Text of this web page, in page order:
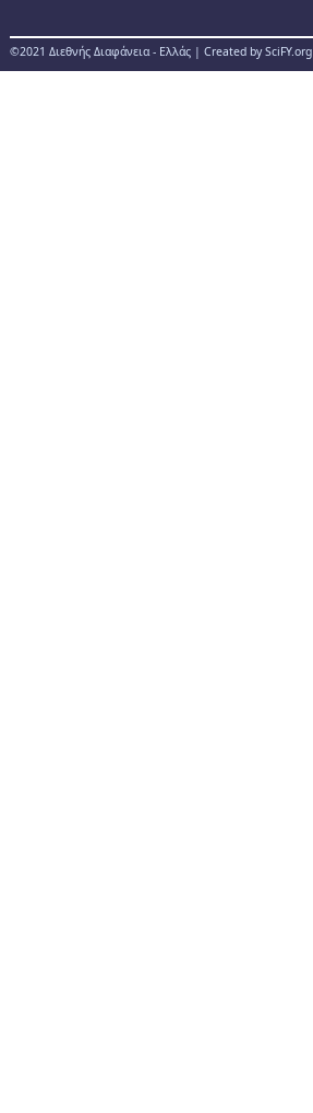
©2021 Διεθνής Διαφάνεια - Ελλάς | Created by SciFY.org